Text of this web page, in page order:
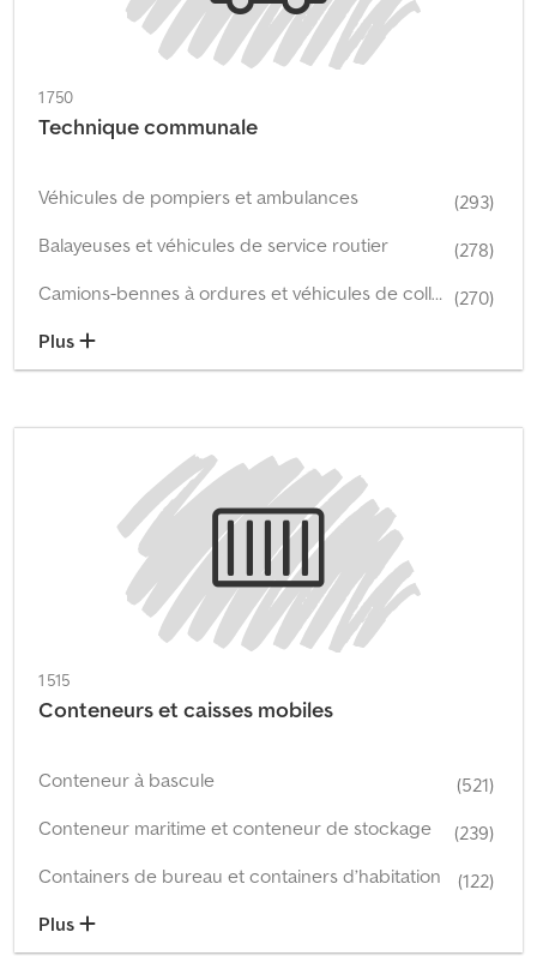
1 750
Technique communale
Véhicules de pompiers et ambulances
(293)
Balayeuses et véhicules de service routier
(278)
Camions-bennes à ordures et véhicules de collecte des déchets (270)
Plus
1 515
Conteneurs et caisses mobiles
Conteneur à bascule
(521)
Conteneur maritime et conteneur de stockage
(239)
Containers de bureau et containers d’habitation
(122)
Plus